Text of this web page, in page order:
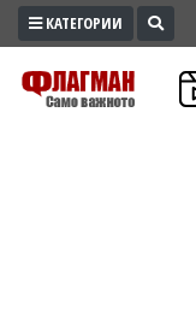
ПРОМО
ЗОНА
КАТЕГОРИИ